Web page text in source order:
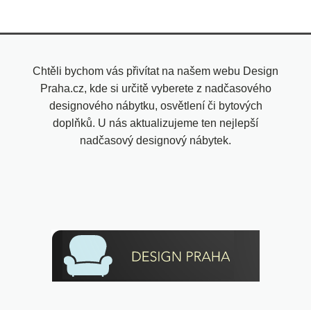
Chtěli bychom vás přivítat na našem webu Design
Praha.cz, kde si určitě vyberete z nadčasového
designového nábytku, osvětlení či bytových
doplňků. U nás aktualizujeme ten nejlepší
nadčasový designový nábytek.